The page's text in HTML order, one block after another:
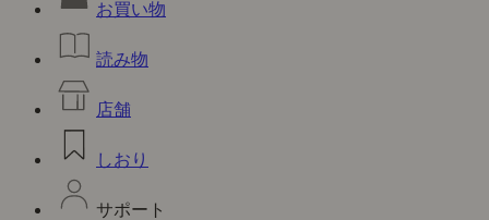
お買い物
読み物
店舗
しおり
サポート